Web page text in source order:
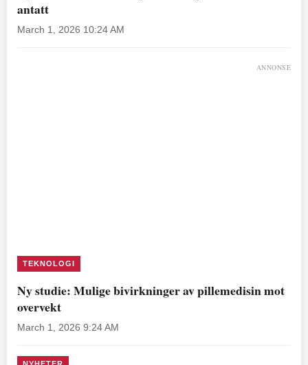
antatt
March 1, 2026 10:24 AM
ANNONSE
TEKNOLOGI
Ny studie: Mulige bivirkninger av pillemedisin mot
overvekt
March 1, 2026 9:24 AM